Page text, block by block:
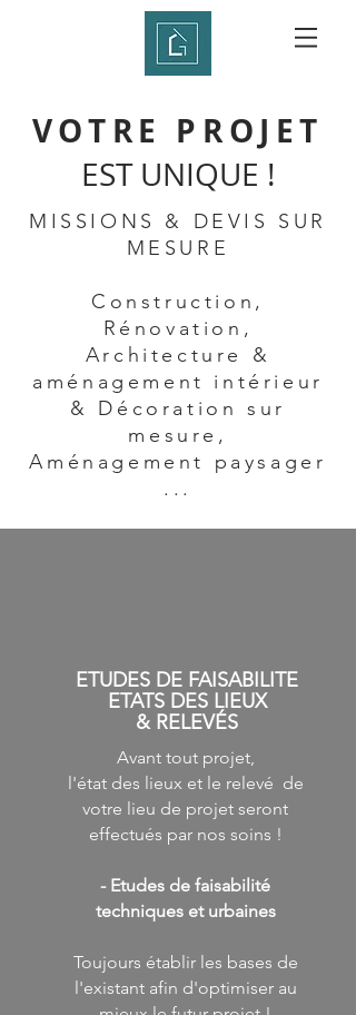
VOTRE PROJET
EST UNIQUE !
MISSIONS & DEVIS SUR
MESURE
Construction,
Rénovation,
Architecture &
aménagement intérieur
& Décoration sur
mesure,
A ménagement paysager
...
ETUDES DE FAISABILITE
ETATS DES LIEUX
& RELEVÉS
Avant tout projet,
l'état des lieux et le relevé de
votre lieu de projet seront
effectués par nos soins !
- Etudes de faisabilité
techniques et urbaines
Toujours établir les bases de
l'existant afin d'optimiser au